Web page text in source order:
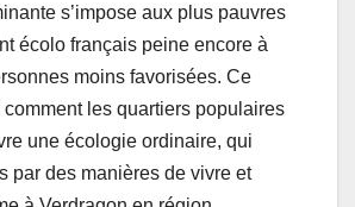
s’impose aux plus pauvres
écolo français peine encore à
moins favorisées. Ce
les quartiers populaires
une écologie ordinaire, qui
par des manières de vivre et